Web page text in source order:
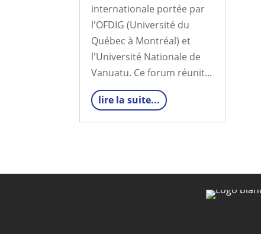
internationale portée par
l'OFDIG (Université du
Québec à Montréal) et
l'Université Nationale de
Vanuatu. Ce forum réunit...
lire la suite...